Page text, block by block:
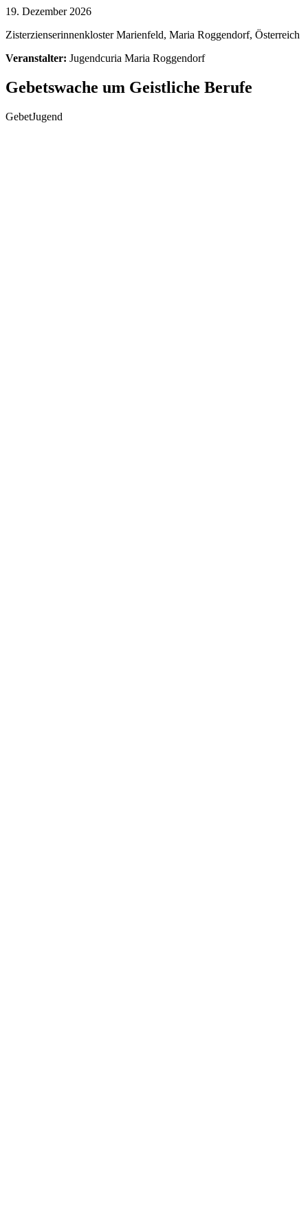
19. Dezember 2026
Zisterzienserinnenkloster Marienfeld, Maria Roggendorf, Österreich
Veranstalter: Jugendcuria Maria Roggendorf
Gebetswache um Geistliche Berufe
GebetJugend